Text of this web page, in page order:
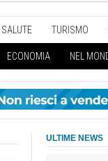
SALUTE TURISMO
ECONOMIA NEL
ULTIME NEWS